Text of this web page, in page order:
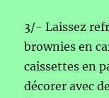
3/- Laissez
brownies en
caissettes en
décorer avec